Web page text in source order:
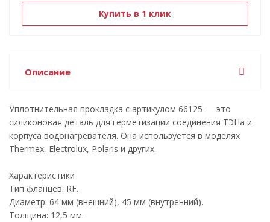
Купить в 1 клик
Описание
Уплотнительная прокладка с артикулом 66125 — это
силиконовая деталь для герметизации соединения ТЭНа и
корпуса водонагревателя. Она используется в моделях
Thermex, Electrolux, Polaris и других.
Характеристики
Тип фланцев: RF.
Диаметр: 64 мм (внешний), 45 мм (внутренний).
Толщина: 12,5 мм.